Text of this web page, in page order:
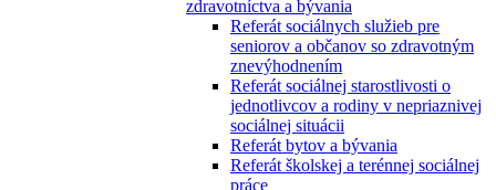
zdravotníctva a bývania
Referát sociálnych služieb pre
seniorov a občanov so zdravotným
znevýhodnením
Referát sociálnej starostlivosti o
jednotlivcov a rodiny v nepriaznivej
sociálnej situácii
Referát bytov a bývania
Referát školskej a terénnej sociálnej
práce